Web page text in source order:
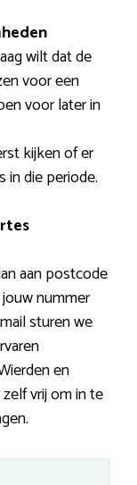
wilt dat de
voor een
voor later in
kijken of er
in die periode.
aan postcode
nummer
sturen we
en
vrij om in te